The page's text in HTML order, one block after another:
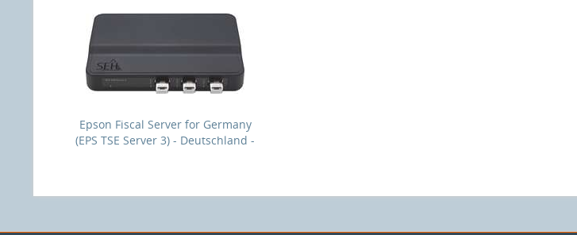
Epson Fiscal Server for Germany
(EPS TSE Server 3) - Deutschland -